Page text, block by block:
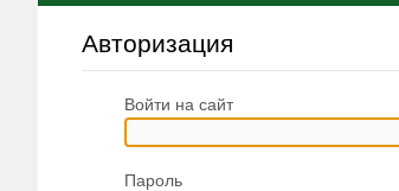
Авторизация
Войти на сайт
Пароль